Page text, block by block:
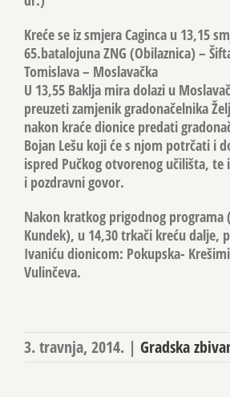
Kreće se iz smjera Caginca u 13,15
65.batalojuna ZNG (Obilaznica) –
Tomislava – Moslavačka
U 13,55 Baklja mira dolazi u
preuzeti zamjenik gradonačelnika
nakon kraće dionice predati
Bojan Lešu koji će s njom potrčati i
ispred Pučkog otvorenog učilišta, te
i pozdravni govor.
Nakon kratkog prigodnog programa
Kundek), u 14,30 trkači kreću dalje,
Ivaniću dionicom: Pokupska-
Vulinčeva.
3. travnja, 2014. | Gradska